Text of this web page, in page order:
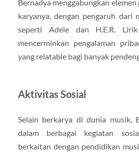
Bernadya menggabungkan
karyanya, dengan pengaruh dari
seperti Adele dan H.E.R.
mencerminkan pengalaman
yang relatable bagi banyak
Aktivitas Sosial
Selain berkarya di dunia musik,
dalam berbagai kegiatan
berkaitan dengan pendidikan